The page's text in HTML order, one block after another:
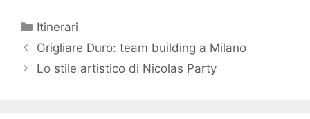
Categorie
Itinerari
Grigliare Duro: team building a Milano
Lo stile artistico di Nicolas Party